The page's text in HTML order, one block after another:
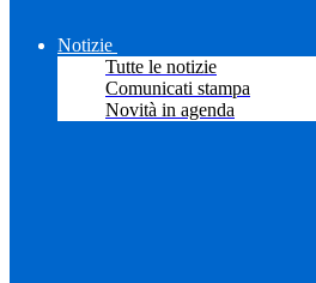
Notizie
Tutte le notizie
Comunicati stampa
Novità in agenda